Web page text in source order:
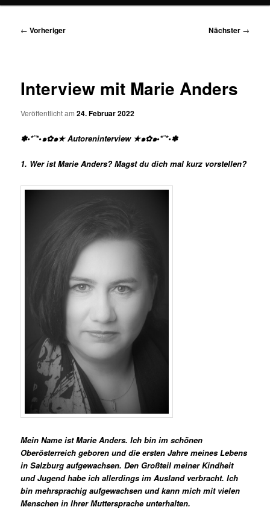
Beitragsnavigation
← Vorheriger Nächster →
Interview mit Marie Anders
Veröffentlicht am24. Februar 2022
✽•*¨*•๑✿๑★ Autoreninterview ★๑✿๑•*¨*•✽
1. Wer ist Marie Anders? Magst du dich mal kurz vorstellen?
Mein Name ist Marie Anders. Ich bin im schönen
Oberösterreich geboren und die ersten Jahre meines Lebens
in Salzburg aufgewachsen. Den Großteil meiner Kindheit
und Jugend habe ich allerdings im Ausland verbracht. Ich
bin mehrsprachig aufgewachsen und kann mich mit vielen
Menschen in Ihrer Muttersprache unterhalten.